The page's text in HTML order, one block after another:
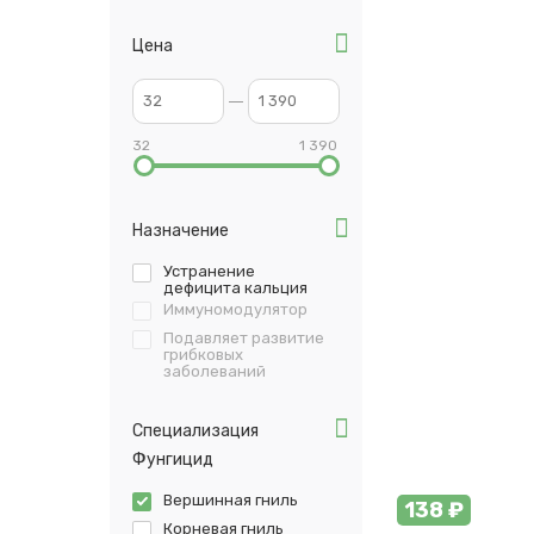
Цена
32 1 390
Назначение
Устранение
дефицита кальция
Иммуномодулятор
Подавляет развитие
грибковых
заболеваний
Специализация
Фунгицид
Вершинная гниль
Корневая гниль
138 ₽